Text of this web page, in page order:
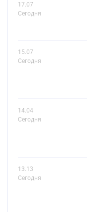
17.07
Сегодня
15.07
Сегодня
14.04
Сегодня
13.13
Сегодня